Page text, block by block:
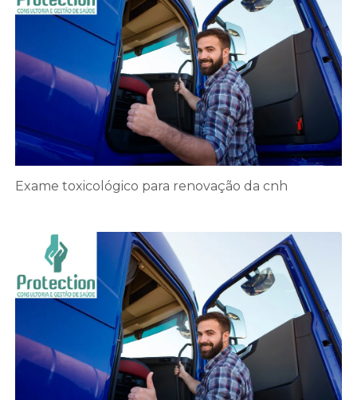
Exame toxicológico para renovação da cnh